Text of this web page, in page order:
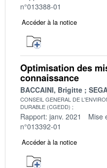
n°013388-01
Accéder à la notice
Optimisation des
connaissance
BACCAINI, Brigitte
CONSEIL GENERAL DE
DURABLE (CGEDD)
Rapport: janv. 2021 Mise
n°013392-01
Accéder à la notice